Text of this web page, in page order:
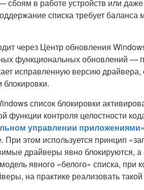
сбоям в работе устройств или
списка требует баланса
через Центр обновления
функциональных обновлений —
исправленную версию драйвера,
блокировки.
список блокировки
функции контроля целостности
управлении приложениями
этом используется принцип
драйверы явно блокируются,
явного «белого» списка, при
на практике реализовать